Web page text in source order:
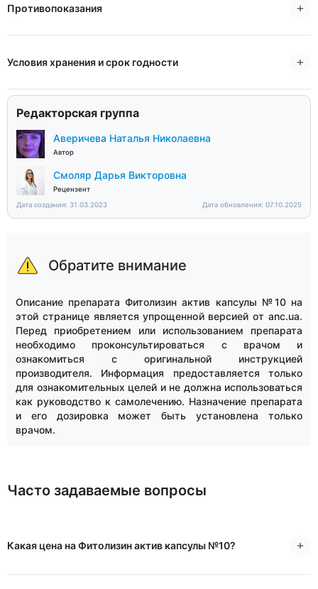
Противопоказания
Условия хранения и срок годности
Редакторская группа
Аверичева Наталья Николаевна
Автор
Смоляр Дарья Викторовна
Рецензент
Дата создания: 31.03.2023
Дата обновления: 07.10.2025
Обратите внимание
Описание препарата Фитолизин актив капсулы №10 на
этой странице является упрощенной версией от anc.ua.
Перед приобретением или использованием препарата
необходимо проконсультироваться с врачом и
ознакомиться с оригинальной инструкцией
производителя. Информация предоставляется только
для ознакомительных целей и не должна использоваться
как руководство к самолечению. Назначение препарата
и его дозировка может быть установлена только
врачом.
Часто задаваемые вопросы
Какая цена на Фитолизин актив капсулы №10?